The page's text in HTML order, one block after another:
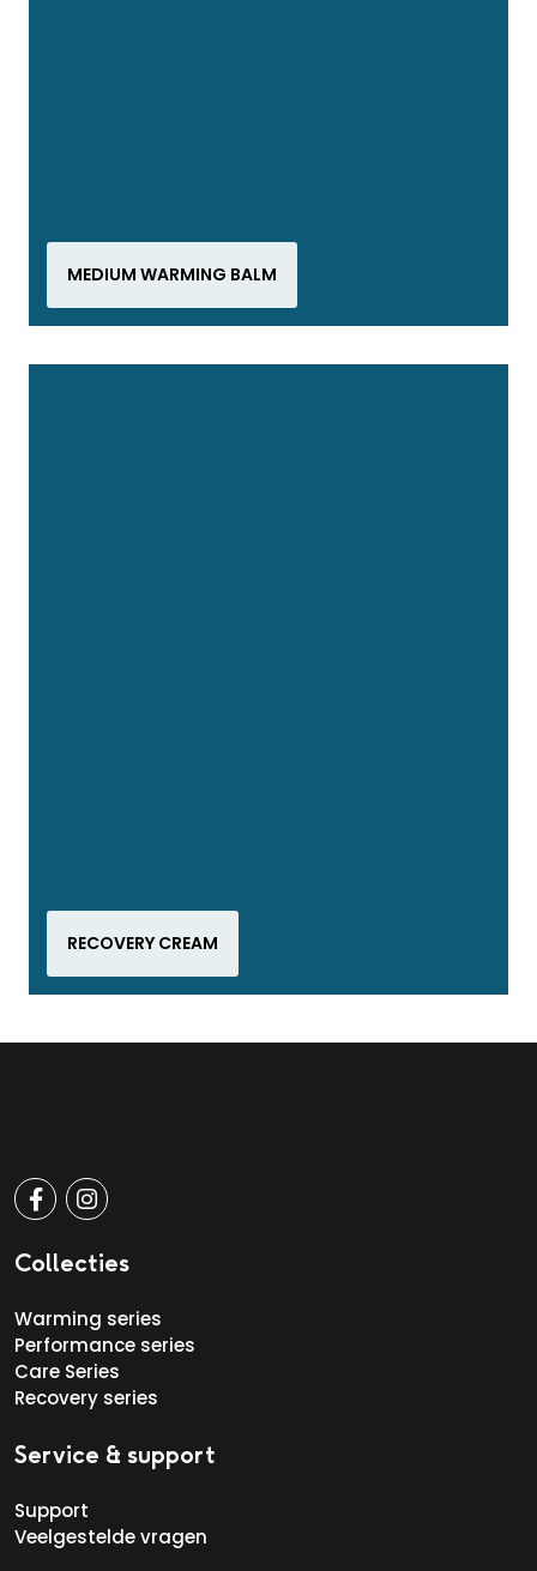
MEDIUM WARMING BALM
RECOVERY CREAM
Collecties
Warming series
Performance series
Care Series
Recovery series
Service & support
Support
Veelgestelde vragen